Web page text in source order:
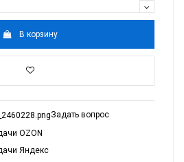
В корзину
Задать вопрос
OZON
Яндекс